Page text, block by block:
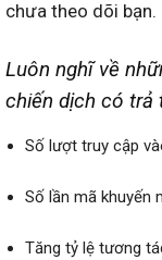
chưa theo dõi bạn.
Luôn nghĩ về
chiến dịch có trả
Số lượt truy cập
Số lần mã khuyến
Tăng tỷ lệ tương